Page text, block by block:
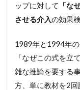
ップに対して
「な
させる介入の効果
1989年と1994年
「なぜこの式を立
雑な推論を要する
方、単に教材を2